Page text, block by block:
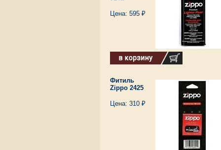
Цена: 595 ₽
Фитиль
Zippo 2425
Цена: 310 ₽